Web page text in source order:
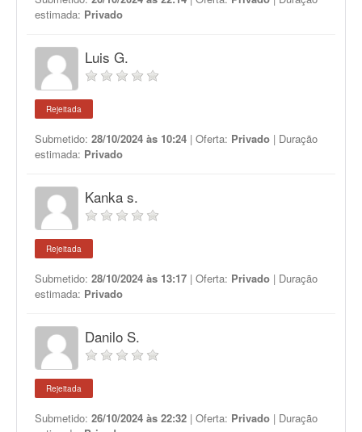
estimada: Privado
Luis G.
Rejeitada
Submetido: 28/10/2024 às 10:24 | Oferta: Privado | Duração
estimada: Privado
Kanka s.
Rejeitada
Submetido: 28/10/2024 às 13:17 | Oferta: Privado | Duração
estimada: Privado
Danilo S.
Rejeitada
Submetido: 26/10/2024 às 22:32 | Oferta: Privado | Duração